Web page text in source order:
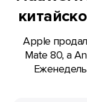
Apple
Mate 80, а